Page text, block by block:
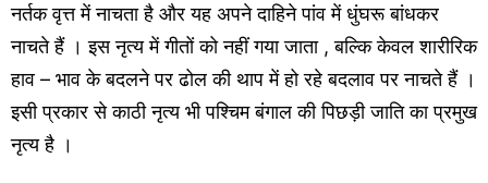
नर्तक वृत्त में नाचता है और यह अपने दाहिने पांव में धुंघरू बांधकर
नाचते हैं । इस नृत्य में गीतों को नहीं गया जाता , बल्कि केवल शारीरिक
हाव – भाव के बदलने पर ढोल की थाप में हो रहे बदलाव पर नाचते हैं ।
इसी प्रकार से काठी नृत्य भी पश्चिम बंगाल की पिछड़ी जाति का प्रमुख
नृत्य है ।